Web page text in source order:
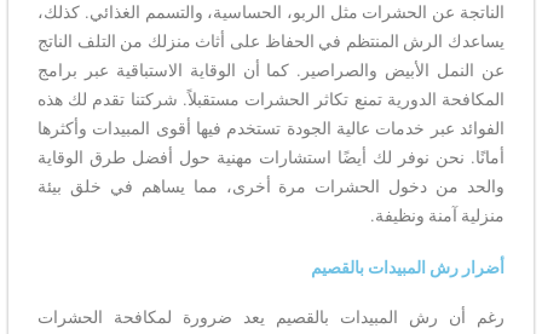
الناتجة عن الحشرات مثل الربو، الحساسية، والتسمم الغذائي. كذلك،
يساعدك الرش المنتظم في الحفاظ على أثاث منزلك من التلف الناتج
عن النمل الأبيض والصراصير. كما أن الوقاية الاستباقية عبر برامج
المكافحة الدورية تمنع تكاثر الحشرات مستقبلاً. شركتنا تقدم لك هذه
الفوائد عبر خدمات عالية الجودة تستخدم فيها أقوى المبيدات وأكثرها
أمانًا. نحن نوفر لك أيضًا استشارات مهنية حول أفضل طرق الوقاية
والحد من دخول الحشرات مرة أخرى، مما يساهم في خلق بيئة
منزلية آمنة ونظيفة.
أضرار رش المبيدات بالقصيم
رغم أن رش المبيدات بالقصيم يعد ضرورة لمكافحة الحشرات